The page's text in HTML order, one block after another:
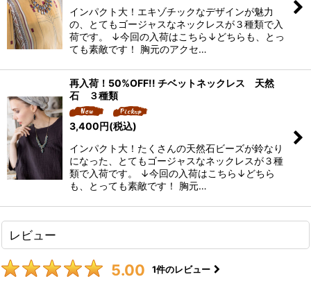
インパクト大！エキゾチックなデザインが魅力
の、とてもゴージャスなネックレスが３種類で入
荷です。 ↓今回の入荷はこちら↓どちらも、とっ
ても素敵です！ 胸元のアクセ…
再入荷！50%OFF!! チベットネックレス 天然
石 ３種類
3,400円(税込)
インパクト大！たくさんの天然石ビーズが鈴なり
になった、とてもゴージャスなネックレスが３種
類で入荷です。 ↓今回の入荷はこちら↓どちら
も、とっても素敵です！ 胸元…
レビュー
5.00 1件のレビュー